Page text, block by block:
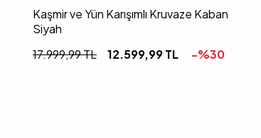
Kaşmir ve Yün Karışımlı Kruvaze Kaban
Siyah
17.999,99TL 12.599,99TL -%30